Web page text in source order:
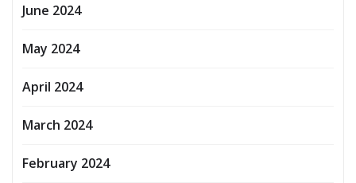
June 2024
May 2024
April 2024
March 2024
February 2024